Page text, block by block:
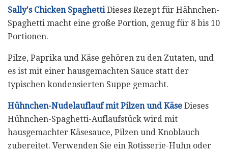
Sally's Chicken SpaghettiDieses Rezept für Hähnchen-
Spaghetti macht eine große Portion, genug für 8 bis 10
Portionen.
Pilze, Paprika und Käse gehören zu den Zutaten, und
es ist mit einer hausgemachten Sauce statt der
typischen kondensierten Suppe gemacht.
Hühnchen-Nudelauflauf mit Pilzen und Käse Dieses
Hühnchen-Spaghetti-Auflaufstück wird mit
hausgemachter Käsesauce, Pilzen und Knoblauch
zubereitet. Verwenden Sie ein Rotisserie-Huhn oder